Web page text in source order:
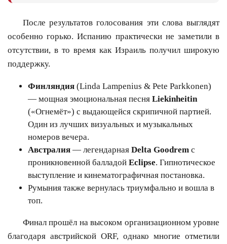
После результатов голосования эти слова выглядят
особенно горько. Испанию практически не заметили в
отсутствии, в то время как Израиль получил широкую
поддержку.
Финляндия (Linda Lampenius & Pete Parkkonen)
— мощная эмоциональная песня Liekinheitin
(«Огнемёт») с выдающейся скрипичной партией.
Один из лучших визуальных и музыкальных
номеров вечера.
Австралия — легендарная Delta Goodrem с
проникновенной балладой Eclipse. Гипнотическое
выступление и кинематографичная постановка.
Румыния также вернулась триумфально и вошла в
топ.
Финал прошёл на высоком организационном уровне
благодаря австрийской ORF, однако многие отметили